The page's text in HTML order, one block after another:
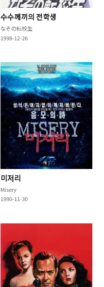
수수께끼의 전학생
なぞの転校生
1998-12-26
미저리
Misery
1990-11-30